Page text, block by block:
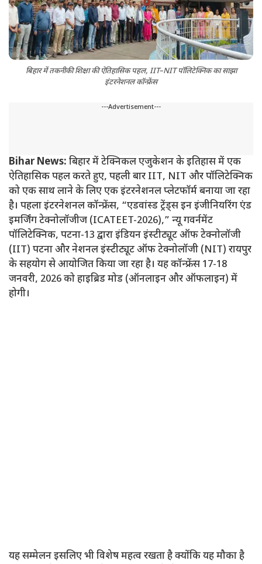
बिहार में तकनीकी शिक्षा की ऐतिहासिक पहल, IIT–NIT पॉलिटेक्निक का साझा
इंटरनेशनल कॉन्फ्रेंस
---Advertisement---
Bihar News: बिहार में टेक्निकल एजुकेशन के इतिहास में एक
ऐतिहासिक पहल करते हुए, पहली बार IIT, NIT और पॉलिटेक्निक
को एक साथ लाने के लिए एक इंटरनेशनल प्लेटफॉर्म बनाया जा रहा
है। पहला इंटरनेशनल कॉन्फ्रेंस, “एडवांस्ड ट्रेंड्स इन इंजीनियरिंग एंड
इमर्जिंग टेक्नोलॉजीज (ICATEET-2026),” न्यू गवर्नमेंट
पॉलिटेक्निक, पटना-13 द्वारा इंडियन इंस्टीट्यूट ऑफ टेक्नोलॉजी
(IIT) पटना और नेशनल इंस्टीट्यूट ऑफ टेक्नोलॉजी (NIT) रायपुर
के सहयोग से आयोजित किया जा रहा है। यह कॉन्फ्रेंस 17-18
जनवरी, 2026 को हाइब्रिड मोड (ऑनलाइन और ऑफलाइन) में
होगी।
यह सम्मेलन इसलिए भी विशेष महत्व रखता है क्योंकि यह मौका है